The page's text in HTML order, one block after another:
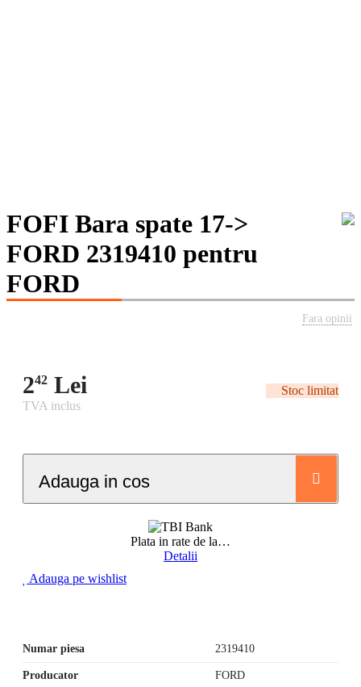
FOFI Bara spate 17->
FORD 2319410 pentru
FORD
Fara opinii
242 Lei
Stoc limitat
TVA inclus
Adauga in cos
Plata in rate de la…
Detalii
Adauga pe wishlist
Numar piesa 2319410
Producator FORD